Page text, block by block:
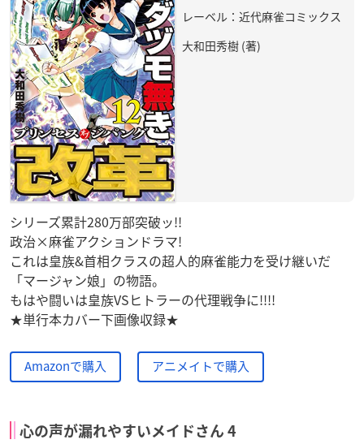
レーベル：近代麻雀コミックス
大和田秀樹 (著)
シリーズ累計280万部突破ッ!!
政治×麻雀アクションドラマ!
これは皇族&首相クラスの超人的麻雀能力を受け継いだ
「マージャン娘」の物語。
もはや闘いは皇族VSヒトラーの代理戦争に!!!!
★単行本カバー下画像収録★
Amazonで購入 アニメイトで購入
心の声が漏れやすいメイドさん 4